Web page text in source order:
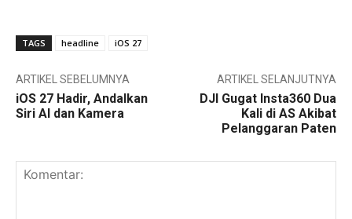
TAGS headline iOS 27
ARTIKEL SEBELUMNYA
iOS 27 Hadir, Andalkan
Siri AI dan Kamera
ARTIKEL SELANJUTNYA
DJI Gugat Insta360 Dua
Kali di AS Akibat
Pelanggaran Paten